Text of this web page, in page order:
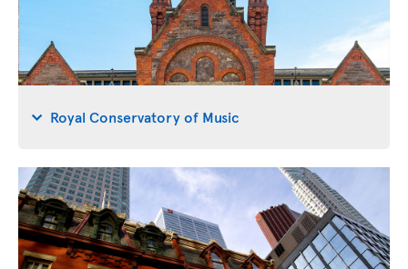
Royal Conservatory of Music